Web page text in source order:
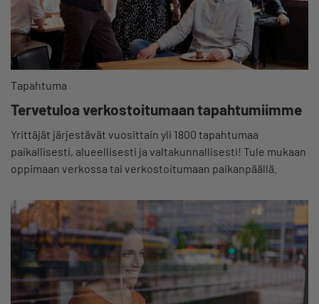
Tapahtuma
Tervetuloa verkostoitumaan tapahtumiimme
Yrittäjät järjestävät vuosittain yli 1800 tapahtumaa
paikallisesti, alueellisesti ja valtakunnallisesti! Tule mukaan
oppimaan verkossa tai verkostoitumaan paikanpäällä.